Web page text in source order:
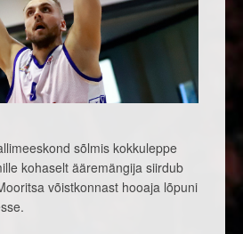
sõlmis kokkuleppe
kohaselt ääremängija siirdub
võistkonnast hooaja lõpuni